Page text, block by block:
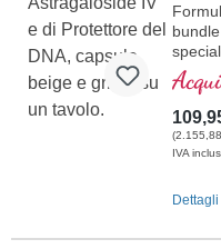
IVA
Dettagli